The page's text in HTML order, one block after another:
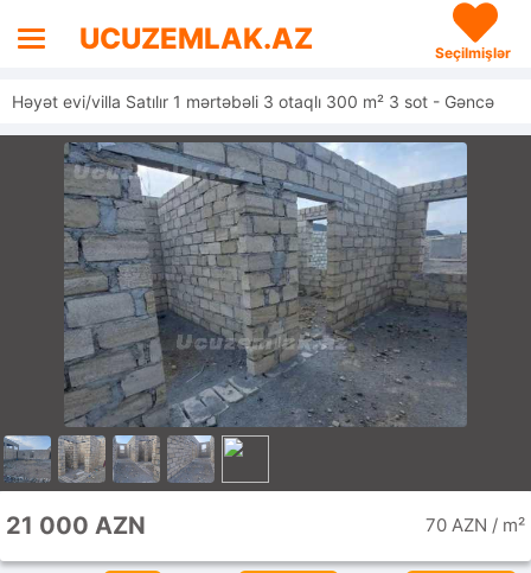
UCUZEMLAK.AZ Seçilmişlər
Həyət evi/villa Satılır 1 mərtəbəli 3 otaqlı 300 m² 3 sot - Gəncə
21 000 AZN 70 AZN / m²